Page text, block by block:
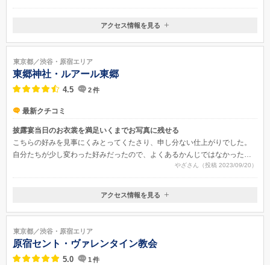
東京都渋谷区神宮前1-15-14 ルセーヌ1号館 3階
東京メトロ千代田線「明治神宮前」徒歩4分 東京メトロ副都心線「明治
神宮前」徒歩4分 ＪＲ山手線「原宿」徒歩2分
アクセス情報を見る
東京都／渋谷・原宿エリア
東郷神社・ルアール東郷
4.5 2件
最新クチコミ
披露宴当日のお衣裳を満足いくまでお写真に残せる
こちらの好みを見事にくみとってくたさり、申し分ない仕上がりでした。
自分たちが少し変わった好みだったので、よくあるかんじではなかったの
やざさん（投稿 2023/09/20）
東京都渋谷区神宮前1-4-20 パークコート神宮前2階
アクセス情報を見る
東京都／渋谷・原宿エリア
原宿セント・ヴァレンタイン教会​
5.0 1 件